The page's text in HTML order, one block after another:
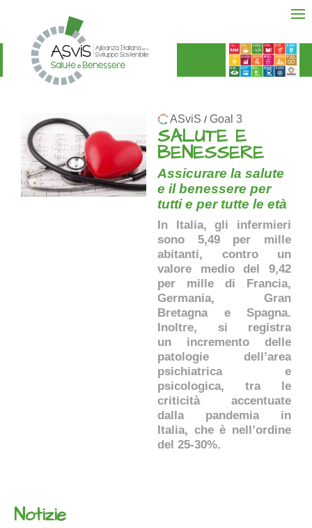
ASviS / Goal 3
SALUTE E
BENESSERE
Assicurare la salute
e il benessere per
tutti e per tutte le età
In Italia, gli infermieri
sono 5,49 per mille
abitanti, contro un
valore medio del 9,42
per mille di Francia,
Germania, Gran
Bretagna e Spagna.
Inoltre, si registra
un incremento delle
patologie dell’area
psichiatrica e
psicologica, tra le
criticità accentuate
dalla pandemia in
Italia, che è nell’ordine
del 25-30%.
Notizie